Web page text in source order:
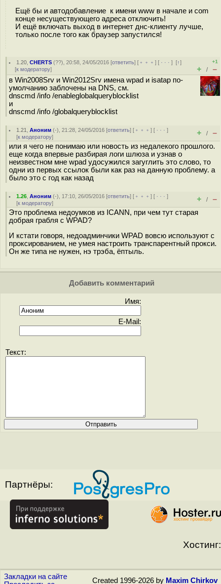
Ещё бы и автодобавление к имени www в начале и com
конце несуществующего адреса отключить!
И ещё включать выход в интернет днс-клиенту лучше,
только после того как браузер запустился!
1.20 ,CHERTS (??), 20:58, 24/05/2016 [ответить] [ ﹢﹢﹢] [ · · ·][↑]
[к модератору]
+1
+ / –
в Win2008Srv и Win2012Srv имена wpad и isatap по-
умолчанию заблочены на DNS, см.
dnscmd /info /enableglobalqueryblocklist
и
dnscmd /info /globalqueryblocklist
1.21 ,Аноним (-), 21:28, 24/05/2016 [ответить] [ ﹢﹢﹢] [ · · ·]
[к модератору] + / –
или я чего не понимаю или новость из недалекого прошлого.
еще когда впервые разбирая логи шлюза и узнав о
неизвестном мне wpad удосужился загуглить это слово, то
одни из первых ссылок были как раз на данную проблему. а
было это с год как назад
1.26 ,Аноним (-), 17:10, 26/05/2016 [ответить] [ ﹢﹢﹢] [ · · ·]
[к модератору] + / –
Это проблема недоумков из ICANN, при чем тут старая
добрая грабля с WPAD?
И кстати говоря, недоадминчики WPAD вовсю используют с
проксированием, не умея настроить транспарентный прокси.
Он же типа не нужен, нэ трэба, ёптыль.
Добавить комментарий
Имя:
E-Mail:
Текст:
Партнёры:
Хостинг:
Закладки на сайте
Created 1996-2026 by Maxim Chirkov